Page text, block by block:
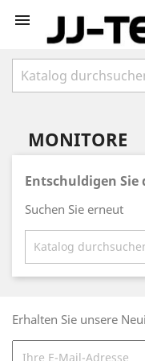

MONITORE
Entschuldigen
Suchen Sie erneut
Erhalten Sie unsere